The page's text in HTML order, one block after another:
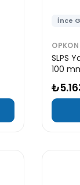
İnce
OPKON
SLPS
100